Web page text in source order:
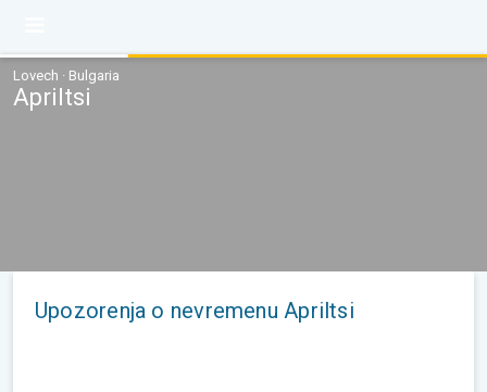
Lovech · Bulgaria
Apriltsi
Upozorenja o nevremenu Apriltsi